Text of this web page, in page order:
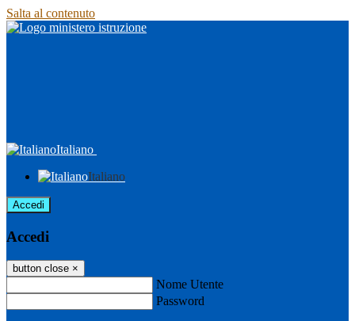
Salta al contenuto
Italiano
Italiano
Accedi
Accedi
button close ×
Nome Utente
Password